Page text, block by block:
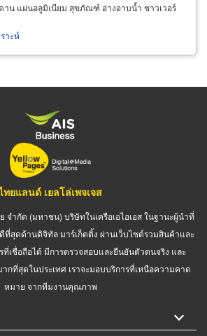
าน แผ่นอลูมิเนียม สุขภัณฑ์ อ่างอาบน้ำ ชาวเวอร์
าะห์
ทยแลนด์ เยลโล่เพจเจส
จำกัด (มหาชน) บริษัทในเครือเอไอเอส ในฐานะผู้นำที่
สุดด้านดิจิทัล มาร์เก็ตติ้ง ผ่านเว็บไซต์รวมสินค้าและ
ที่เชื่อถือได้ มีการตรวจสอบและยืนยันตัวตนจริง และ
กที่สุดในประเทศ เราจะมอบบริการที่เหนือความคาด
หมาย จากทีมงานคุณภาพ